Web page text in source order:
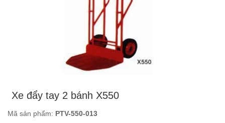
Xe đẩy tay 2 bánh X550
Mã sản phẩm: PTV-550-013